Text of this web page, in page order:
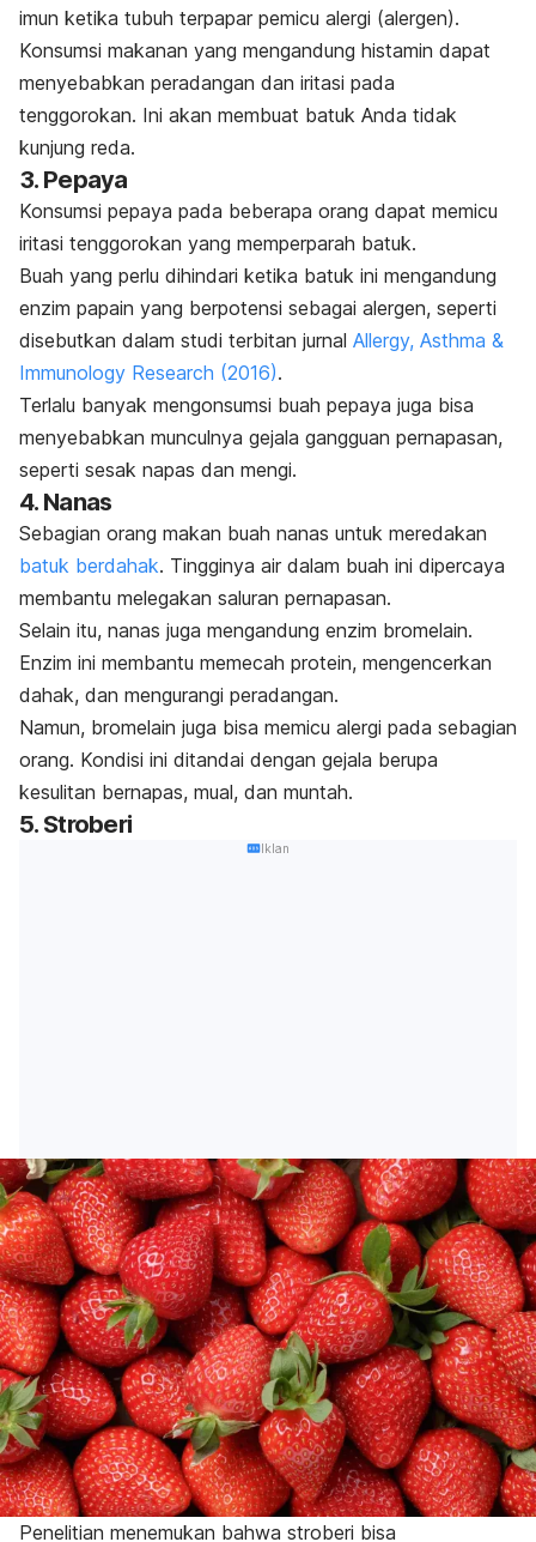
imun ketika tubuh terpapar pemicu alergi (alergen).
Konsumsi makanan yang mengandung histamin dapat
menyebabkan peradangan dan iritasi pada
tenggorokan. Ini akan membuat batuk Anda tidak
kunjung reda.
3. Pepaya
Konsumsi pepaya pada beberapa orang dapat memicu
iritasi tenggorokan yang memperparah batuk.
Buah yang perlu dihindari ketika batuk ini mengandung
enzim papain yang berpotensi sebagai alergen, seperti
disebutkan dalam studi terbitan jurnal Allergy, Asthma &
Immunology Research (2016).
Terlalu banyak mengonsumsi buah pepaya juga bisa
menyebabkan munculnya gejala gangguan pernapasan,
seperti sesak napas dan mengi.
4. Nanas
Sebagian orang makan buah nanas untuk meredakan
batuk berdahak. Tingginya air dalam buah ini dipercaya
membantu melegakan saluran pernapasan.
Selain itu, nanas juga mengandung enzim bromelain.
Enzim ini membantu memecah protein, mengencerkan
dahak, dan mengurangi peradangan.
Namun, bromelain juga bisa memicu alergi pada sebagian
orang. Kondisi ini ditandai dengan gejala berupa
kesulitan bernapas, mual, dan muntah.
5. Stroberi
Iklan
Penelitian menemukan bahwa stroberi bisa